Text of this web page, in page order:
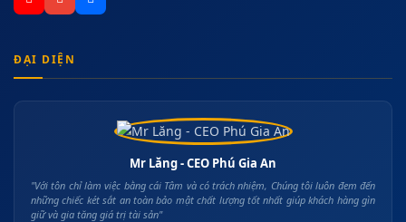
ĐẠI DIỆN
Mr Lăng - CEO Phú Gia An
"Với tôn chỉ làm việc bằng cái Tâm và có trách nhiệm, Chúng tôi luôn đem đến
những chiếc két sắt an toàn bảo mật chất lượng tốt nhất giúp khách hàng gìn
giữ và gia tăng giá trị tài sản"